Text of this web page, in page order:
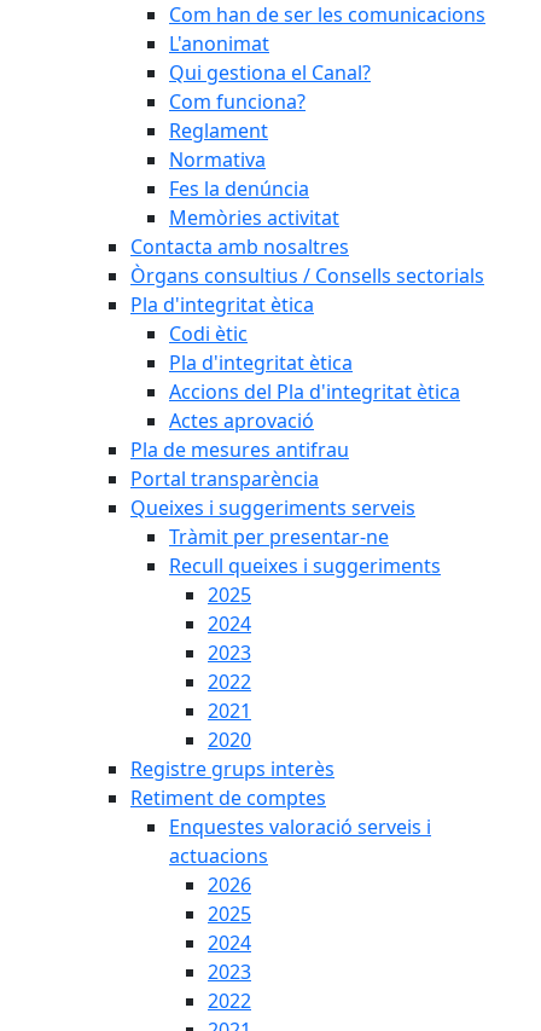
Com han de ser les comunicacions
L'anonimat
Qui gestiona el Canal?
Com funciona?
Reglament
Normativa
Fes la denúncia
Memòries activitat
Contacta amb nosaltres
Òrgans consultius / Consells sectorials
Pla d'integritat ètica
Codi ètic
Pla d'integritat ètica
Accions del Pla d'integritat ètica
Actes aprovació
Pla de mesures antifrau
Portal transparència
Queixes i suggeriments serveis
Tràmit per presentar-ne
Recull queixes i suggeriments
2025
2024
2023
2022
2021
2020
Registre grups interès
Retiment de comptes
Enquestes valoració serveis i
actuacions
2026
2025
2024
2023
2022